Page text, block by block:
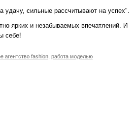
удачу, сильные рассчитывают на успех".
ярких и незабываемых впечатлений. И
себе!
агентство fashion работа моделью